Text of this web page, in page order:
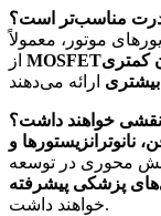
قدرت مناسب‌تر است؟
موتور، معمولاً
کمتری
بیشتری
نقشی خواهند داشت؟
نانوترانزیستورها و
محوری در توسعه
پزشکی پیشرفته
خواهند داشت.